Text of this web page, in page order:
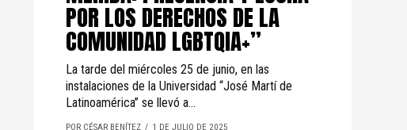
POR LOS DERECHOS DE LA
COMUNIDAD LGBTQIA+”
La tarde del miércoles 25 de junio, en las
instalaciones de la Universidad “José Martí de
Latinoamérica” se llevó a...
POR CÉSAR BENÍTEZ 1 DE JULIO DE 2025